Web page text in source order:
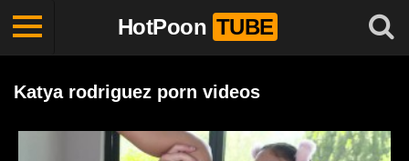
HotPoon TUBE
Katya rodriguez porn videos